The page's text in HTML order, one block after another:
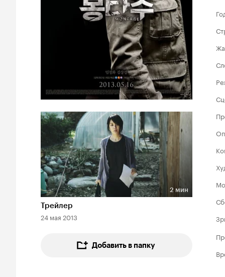
Длительность 2 мин
2 мин
Трейлер
24 мая 2013
Добавить в папку